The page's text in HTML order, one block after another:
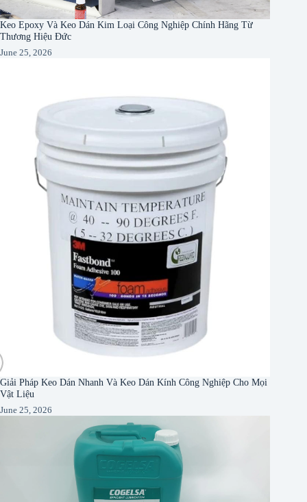
Keo Epoxy Và Keo Dán Kim Loại Công Nghiệp Chính Hãng Từ
Thương Hiệu Đức
June 25, 2026
Giải Pháp Keo Dán Nhanh Và Keo Dán Kính Công Nghiệp Cho Mọi
Vật Liệu
June 25, 2026